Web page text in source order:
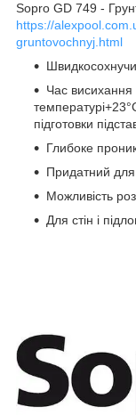
Sopro GD 749 -
https://
gruntovochnyj.html
Час висихання
підготовки
Глибоке
Придатний для
Можливість
Для стін і